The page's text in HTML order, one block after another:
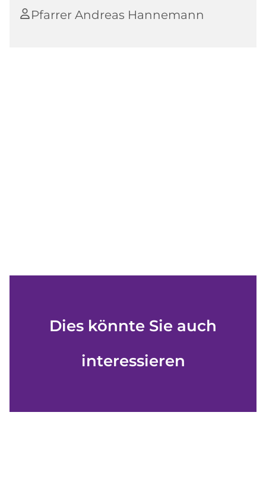
Pfarrer Andreas Hannemann
Dies könnte Sie auch
interessieren